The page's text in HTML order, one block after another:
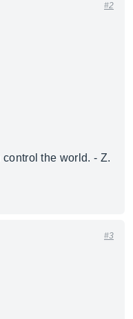
#2
the world. - Z.
#3